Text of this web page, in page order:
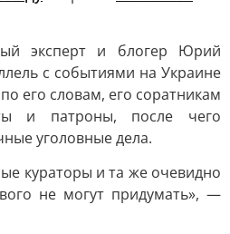
эксперт и блогер Юрий
с событиями на Украине
его словам, его соратникам
и патроны, после чего
уголовные дела.
кураторы и та же очевидно
не могут придумать», —